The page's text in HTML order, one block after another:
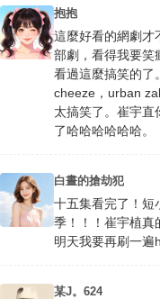
抱抱
這麼好看的網劇才
部劇，看得我要笑
看過這麼搞笑的了
cheeze，urban
太搞笑了。崔宇直
了哈哈哈哈哈哈。
白晝的搶劫犯
十五集看完了！短
季！！！崔宇植真
明天我要再刷一
某J。624